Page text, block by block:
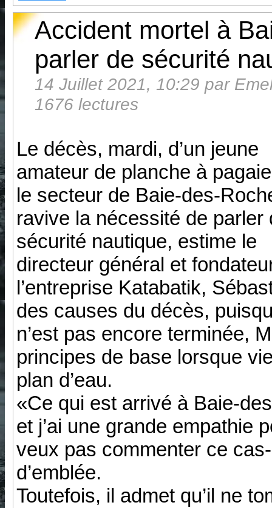
Accident mortel à
parler de sécurité
14 Juillet 2021, 10:29 par
1676 lectures
Le décès, mardi, d’un jeune
amateur de planche à
le secteur de Baie-des-
ravive la nécessité de parler
sécurité nautique, estime le
directeur général et
l’entreprise Katabatik,
des causes du décès,
n’est pas encore terminée,
principes de base lorsque
plan d’eau.
«Ce qui est arrivé à Baie-
et j’ai une grande empathie
veux pas commenter ce
d’emblée.
Toutefois, il admet qu’il ne